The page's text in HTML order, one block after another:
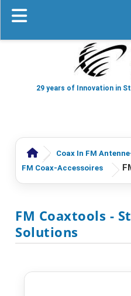
29 years of Innovation in
Coax In FM
FM Coax-Accessoires
FM Coaxtools -
Solutions